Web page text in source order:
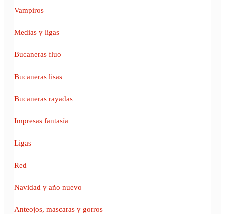
Vampiros
Medias y ligas
Bucaneras fluo
Bucaneras lisas
Bucaneras rayadas
Impresas fantasía
Ligas
Red
Navidad y año nuevo
Anteojos, mascaras y gorros